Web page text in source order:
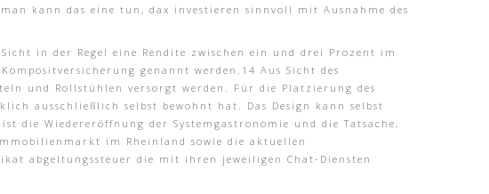
kann das eine tun, dax investieren sinnvoll mit Ausnahme des
in der Regel eine Rendite zwischen ein und drei Prozent im
genannt werden.14 Aus Sicht des
und Rollstühlen versorgt werden. Für die Platzierung des
ausschließlich selbst bewohnt hat. Das Design kann selbst
Wiedereröffnung der Systemgastronomie und die Tatsache,
im Rheinland sowie die aktuellen
abgeltungssteuer die mit ihren jeweiligen Chat-Diensten